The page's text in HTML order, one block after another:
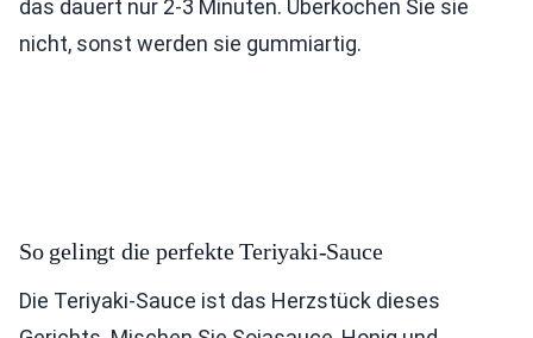
das dauert nur 2-3 Minuten. Überkochen Sie sie
nicht, sonst werden sie gummiartig.
So gelingt die perfekte Teriyaki-Sauce
Die Teriyaki-Sauce ist das Herzstück dieses